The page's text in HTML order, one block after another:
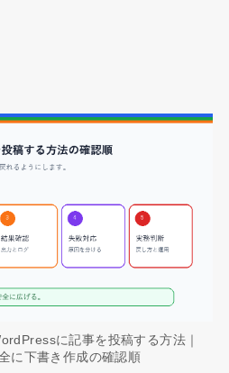
に記事を投稿する方法｜
に下書き作成の確認順